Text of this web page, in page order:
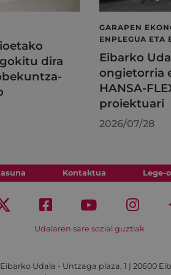
dira
GARAPEN
ENPLEGUA ETA
Eibarko
ongietorria
HANSA-
proiektuari
2026/07/28
Kontaktua Lege-
Udalaren sare sozial guztiak
Eibarko Udala - Untzaga plaza, 1 | 20600